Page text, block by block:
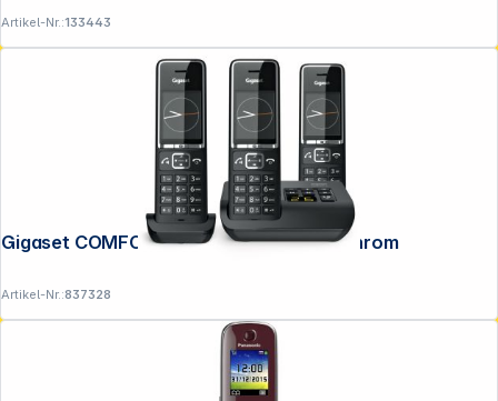
Artikel-Nr.:133443
Gigaset COMFORT 550A trio schwarz/chrom
Artikel-Nr.:837328